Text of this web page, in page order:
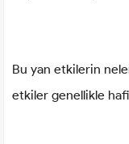
Bu yan etkilerin
etkiler genellikle